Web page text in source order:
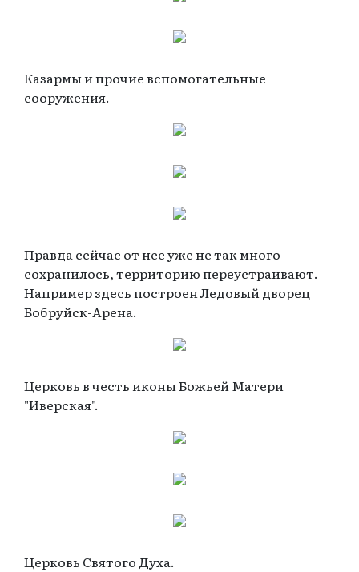
Казармы и прочие вспомогательные
сооружения.
Правда сейчас от нее уже не так много
сохранилось, территорию переустраивают.
Например здесь построен Ледовый дворец
Бобруйск-Арена.
Церковь в честь иконы Божьей Матери
"Иверская".
Церковь Святого Духа.